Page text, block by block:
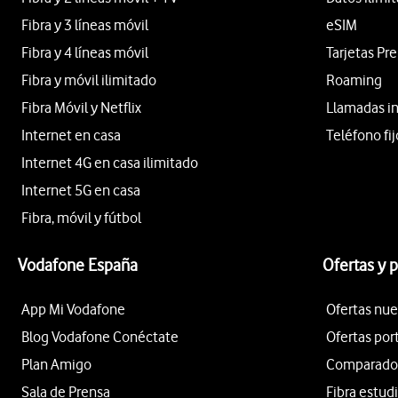
Fibra y 3 líneas móvil
Fibra y 4 líneas móvil
Fibra y móvil ilimitado
Fibra Móvil y Netflix
Internet en casa
Internet 4G en casa ilimitado
Internet 5G en casa
Fibra, móvil y fútbol
eSIM
Tarjetas
Roaming
Llamadas
Teléfono
Vodafone España
App Mi Vodafone
Blog Vodafone Conéctate
Plan Amigo
Sala de Prensa
Ofertas y
Ofertas
Ofertas
Fibra